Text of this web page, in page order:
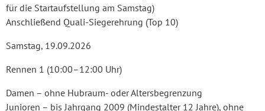
für die Startaufstellung am Samstag)
Anschließend Quali-Siegerehrung (Top 10)
Samstag, 19.09.2026
Rennen 1 (10:00–12:00 Uhr)
Damen – ohne Hubraum- oder Altersbegrenzung
Junioren – bis Jahrgang 2009 (Mindestalter 12 Jahre), ohne